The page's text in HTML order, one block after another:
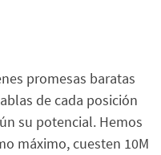
promesas baratas
de cada posición
su potencial. Hemos
máximo, cuesten 10M